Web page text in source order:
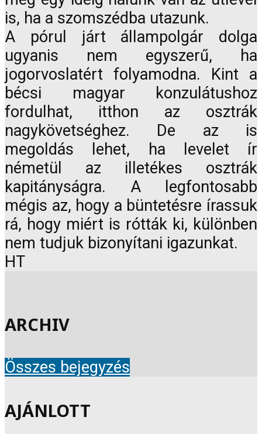
is, ha a szomszédba utazunk.
A pórul járt állampolgár dolga
ugyanis nem egyszerű, ha
jogorvoslatért folyamodna. Kint a
bécsi magyar konzulátushoz
fordulhat, itthon az osztrák
nagykövetséghez. De az is
megoldás lehet, ha levelet ír
németül az illetékes osztrák
kapitányságra. A legfontosabb
mégis az, hogy a büntetésre írassuk
rá, hogy miért is rótták ki, különben
nem tudjuk bizonyítani igazunkat.
HT
ARCHIV
Összes bejegyzés
AJÁNLOTT